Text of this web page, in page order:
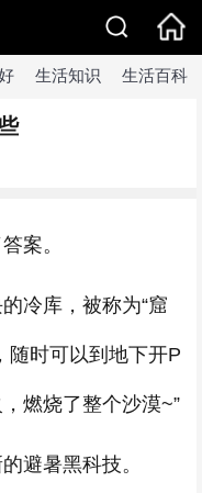
生活知识 生活百科
案。
冷库，被称为“窟
随时可以到地下开P
燃烧了整个沙漠~”
避暑黑科技。